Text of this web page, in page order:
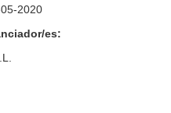
2020
es: